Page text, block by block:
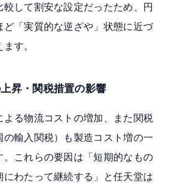
して割安な設定だったため、円
ど「実質的な逆ざや」状態に近づ
す。
昇・関税措置の影響
よる物流コストの増加、また関税
の輸入関税）も製造コスト増の一
。これらの要因は「短期的なもの
にわたって継続する」と任天堂は